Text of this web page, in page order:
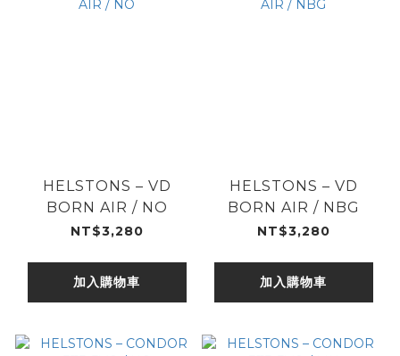
HELSTONS – VD
BORN AIR / NO
NT$3,280
加入購物車
HELSTONS – VD
BORN AIR / NBG
NT$3,280
加入購物車